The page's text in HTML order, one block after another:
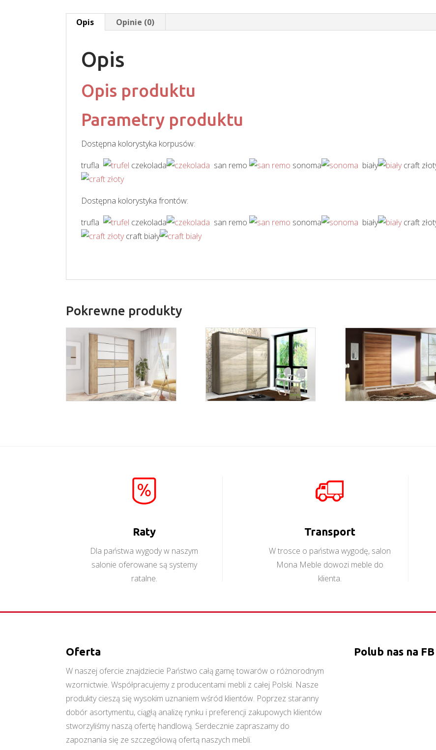
Opis Opinie (0)
Opis
Opis produktu
Parametry produktu
Dostępna kolorystyka korpusów:
trufla
czekolada san remo sonoma biały craft
Dostępna kolorystyka frontów:
trufla
czekolada san remo sonoma biały
craft
craft biały
Pokrewne produkty
Raty
Dla państwa wygody w naszym
salonie oferowane są systemy
ratalne.
Transport
W trosce o państwa wygodę, salon
Mona Meble dowozi meble do
klienta.
Oferta
W naszej ofercie znajdziecie Państwo całą gamę towarów o różnorodnym
wzornictwie. Współpracujemy z producentami mebli z całej Polski. Nasze
produkty cieszą się wysokim uznaniem wśród klientów. Poprzez staranny
dobór asortymentu, ciągłą analizę rynku i preferencji zakupowych klientów
stworzyliśmy naszą ofertę handlową. Serdecznie zapraszamy do
zapoznania się ze szczegółową ofertą naszych mebli.
Polub nas na FB